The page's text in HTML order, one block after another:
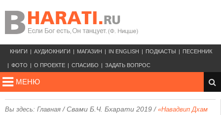
КНИГИ АУДИОКНИГИ МАГАЗИН IN ENGLISH ПОДКАСТЫ ПЕСЕННИК
ФОТО О ПРОЕКТЕ СПАСИБО ЗАДАТЬ ВОПРОС
МЕНЮ
Вы здесь: Главная /Свами Б.Ч. Бхарати 2019 / «Навадвип Дхам